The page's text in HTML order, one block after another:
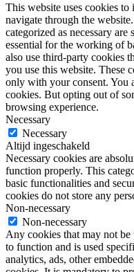
This website uses cookies
navigate through the
categorized as necessary
essential for the working of
also use third-party cookies
you use this website. These
only with your consent. You
cookies. But opting out of
browsing experience.
Necessary
Necessary
Altijd ingeschakeld
Necessary cookies are
function properly. This
basic functionalities and
cookies do not store any
Non-necessary
Non-necessary
Any cookies that may not
to function and is used
analytics, ads, other